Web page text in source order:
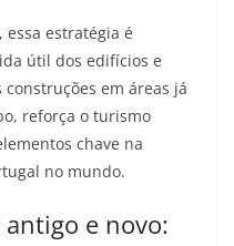
estratégia é
útil dos edifícios e
em áreas já
reforça o turismo
chave na
no mundo.​
e novo: